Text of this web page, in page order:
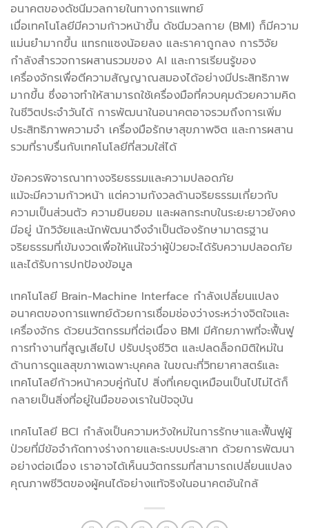
อนาคตของดัชนีมวลกายในทางการแพทย์
เมื่อเทคโนโลยีมีความก้าวหน้าขึ้น ดัชนีมวลกาย (BMI) ก็มีความ
แม่นยำมากขึ้น แทรกแซงน้อยลง และราคาถูกลง การวิจัย
กำลังสำรวจการผสานรวมของ AI และการเรียนรู้ของ
เครื่องจักรเพื่อตีความสัญญาณสมองได้อย่างมีประสิทธิภาพ
มากขึ้น ซึ่งอาจทำให้สามารถใช้เครื่องมือที่ควบคุมด้วยความคิด
ในชีวิตประจำวันได้ การพัฒนาในอนาคตอาจรวมถึงการเพิ่ม
ประสิทธิภาพความจำ เครื่องมือรักษาสุขภาพจิต และการผสาน
รวมที่ราบรื่นกับเทคโนโลยีที่สวมใส่ได้
ข้อควรพิจารณาทางจริยธรรมและความปลอดภัย
แม้จะมีความก้าวหน้า แต่ความกังวลด้านจริยธรรมเกี่ยวกับ
ความเป็นส่วนตัว ความยินยอม และผลกระทบในระยะยาวยังคง
มีอยู่ นักวิจัยและนักพัฒนาจึงจำเป็นต้องรักษามาตรฐาน
จริยธรรมที่เข้มงวดเพื่อให้แน่ใจว่าผู้ป่วยจะได้รับความปลอดภัย
และได้รับการปกป้องข้อมูล
เทคโนโลยี Brain-Machine Interface กำลังเปลี่ยนแปลง
อนาคตของการแพทย์ด้วยการเชื่อมช่องว่างระหว่างจิตใจและ
เครื่องจักร ด้วยนวัตกรรมที่ต่อเนื่อง BMI มีศักยภาพที่จะฟื้นฟู
การทำงานที่สูญเสียไป ปรับปรุงชีวิต และปลดล็อกมิติใหม่ใน
ด้านการดูแลสุขภาพเฉพาะบุคคล ในขณะที่วิทยาศาสตร์และ
เทคโนโลยีก้าวหน้าควบคู่กันไป สิ่งที่เคยดูเหมือนเป็นไปไม่ได้ก็
กลายเป็นสิ่งที่อยู่ในมือของเราในปัจจุบัน
เทคโนโลยี BCI กำลังเป็นความหวังใหม่ในการรักษาและฟื้นฟูผู้
ป่วยที่มีข้อจำกัดทางร่างกายและระบบประสาท ด้วยการพัฒนา
อย่างต่อเนื่อง เราอาจได้เห็นนวัตกรรมที่สามารถเปลี่ยนแปลง
คุณภาพชีวิตของผู้คนได้อย่างแท้จริงในอนาคตอันใกล้